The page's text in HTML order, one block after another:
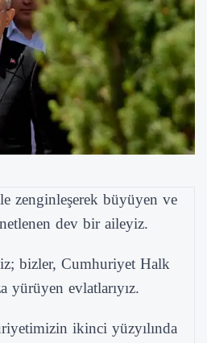
zenginleşerek büyüyen ve
dev bir aileyiz.
bizler, Cumhuriyet Halk
yürüyen evlatlarıyız.
ikinci yüzyılında